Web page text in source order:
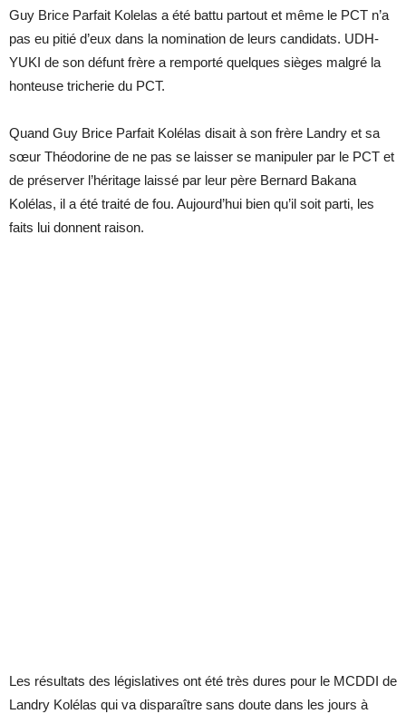
Guy Brice Parfait Kolelas a été battu partout et même le PCT n’a
pas eu pitié d’eux dans la nomination de leurs candidats. UDH-
YUKI de son défunt frère a remporté quelques sièges malgré la
honteuse tricherie du PCT.
Quand Guy Brice Parfait Kolélas disait à son frère Landry et sa
sœur Théodorine de ne pas se laisser se manipuler par le PCT et
de préserver l’héritage laissé par leur père Bernard Bakana
Kolélas, il a été traité de fou. Aujourd’hui bien qu’il soit parti, les
faits lui donnent raison.
Les résultats des législatives ont été très dures pour le MCDDI de
Landry Kolélas qui va disparaître sans doute dans les jours à